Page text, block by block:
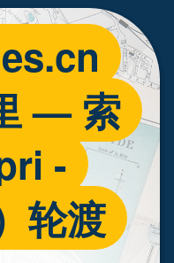
— 索
-
轮渡